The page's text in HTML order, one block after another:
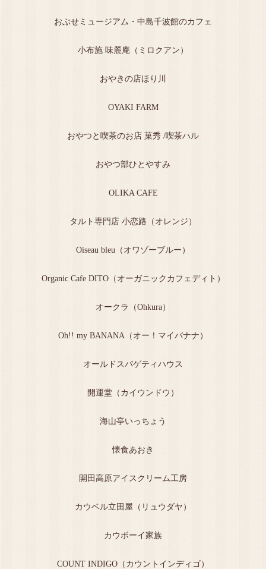
おぶせミュージアム・中島千波館のカフェ
小布施 味麓庵（ミロクアン）
おやきの店ほり川
OYAKI FARM
おやつと喫茶のお店 菓秀 /喫茶ハル
おやつ部ひとやすみ
OLIKA CAFE
タルト専門店 小恋路（オレンジ）
Oiseau bleu（オワゾーブルー）
Organic Cafe DITO（オーガニックカフェディト）
オークラ（Ohkura）
Oh!! my BANANA（オー！マイバナナ）
オールドスパゲティハウス
開運堂（カイウンドウ）
海山亭いっちょう
懐食あおき
開田高原アイスクリーム工房
カウベル立田屋（リュウダヤ）
カウボーイ家族
COUNT INDIGO（カウントインディゴ）